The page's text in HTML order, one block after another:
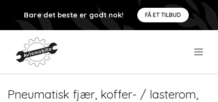
Bare det beste er godt nok! FÅ ET TILBUD
Pneumatisk fjær, koffer- / lasterom,